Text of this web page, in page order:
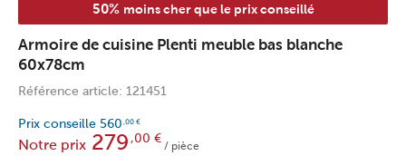
50% moins cher que le prix conseillé
Armoire de cuisine Plenti meuble bas blanche
60x78cm
Référence article: 121451
Prix conseille 560 ,00 €
Notre prix 279,00 €
/ pièce